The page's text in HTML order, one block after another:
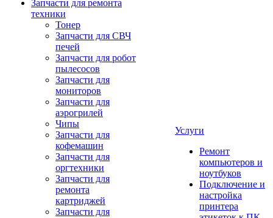
Запчасти для ремонта
техники
Тонер
Запчасти для СВЧ
печей
Запчасти для робот
пылесосов
Запчасти для
мониторов
Запчасти для
аэрогрилей
Чипы
Запчасти для
кофемашин
Запчасти для
оргтехники
Запчасти для
ремонта
картриджей
Запчасти для
Услуги
Ремонт
компьютеров и
ноутбуков
Подключение и
настройка
принтера